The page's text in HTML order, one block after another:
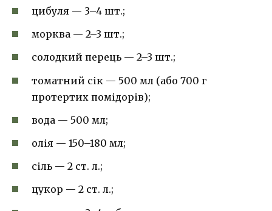
цибуля — 3–4 шт.;
морква — 2–3 шт.;
солодкий перець — 2–3 шт.;
томатний сік — 500 мл (або 700 г
протертих помідорів);
вода — 500 мл;
олія — 150–180 мл;
сіль — 2 ст. л.;
цукор — 2 ст. л.;